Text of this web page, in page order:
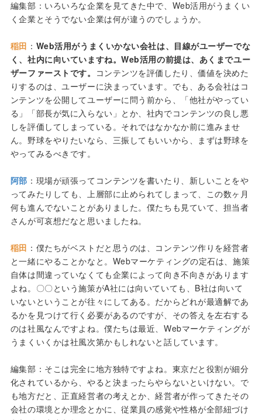
編集部：いろいろな企業を見てきた中で、Web活用がうまくい
く企業とそうでない企業は何が違うのでしょうか。
稲田 ： Web活用がうまくいかない会社は、目線がユーザーでな
く、社内に向いていますね。Web活用の前提は、あくまでユー
ザーファーストです。 コンテンツを評価したり、価値を決めた
りするのは、ユーザーに決まっています。でも、ある会社はコ
ンテンツを公開してユーザーに問う前から、「他社がやってい
る」「部長が気に入らない」とか、社内でコンテンツの良し悪
しを評価してしまっている。それではなかなか前に進みませ
ん。野球をやりたいなら、三振してもいいから、まずは野球を
やってみるべきです。
阿部 ：現場が頑張ってコンテンツを書いたり、新しいことをや
ってみたりしても、上層部に止められてしまって、この数ヶ月
何も進んでないことがありました。僕たちも見ていて、担当者
さんが可哀想だなと思いましたね。
稲田 ：僕たちがベストだと思うのは、コンテンツ作りを経営者
と一緒にやることかなと。Webマーケティングの定石は、施策
自体は間違っていなくても企業によって向き不向きがあります
よね。〇〇という施策がA社には向いていても、B社は向いて
いないということが往々にしてある。だからどれが最適解であ
るかを見つけて行く必要があるのですが、その答えを左右する
のは社風なんですよね。僕たちは最近、Webマーケティングが
うまくいくかは社風次第かもしれないと話しています。
編集部：そこは完全に地方独特ですよね。東京だと役割が細分
化されているから、やると決まったらやらないといけない。で
も地方だと、正直経営者の考えとか、経営者が作ってきたその
会社の環境とか理念とかに、従業員の感覚や性格が全部紐づけ